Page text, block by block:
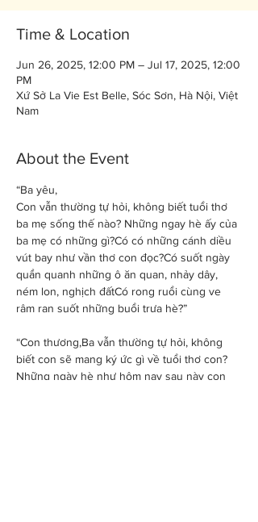
Time & Location
Jun 26, 2025, 12:00 PM – Jul 17, 2025, 12:00
PM
Xứ Sở La Vie Est Belle, Sóc Sơn, Hà Nội, Việt
Nam
About the Event
“Ba yêu,
Con vẫn thường tự hỏi, không biết tuổi thơ
ba mẹ sống thế nào? Những ngay hè ấy của
ba mẹ có những gì?Có có những cánh diều
vút bay như vần thơ con đọc?Có suốt ngày
quẩn quanh những ô ăn quan, nhảy dây,
ném lon, nghịch đấtCó rong ruổi cùng ve
râm ran suốt những buổi trưa hè?”
“Con thương,Ba vẫn thường tự hỏi, không
biết con sẽ mang ký ức gì về tuổi thơ con?
Những ngày hè như hôm nay sau này con